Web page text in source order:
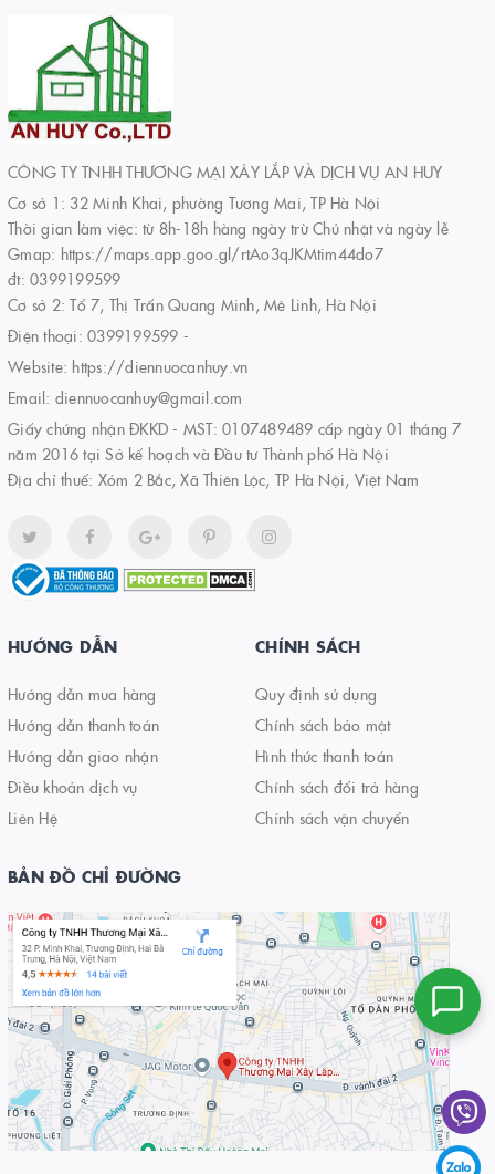
CÔNG TY TNHH THƯƠNG MẠI XÂY LẮP VÀ DỊCH VỤ AN HUY
Cơ sở 1: 32 Minh Khai, phường Tương Mai, TP Hà Nội
Thời gian làm việc: từ 8h-18h hàng ngày trừ Chủ nhật và ngày lễ
Gmap: https://maps.app.goo.gl/rtAo3qJKMtim44do7
đt: 0399199599
Cơ sở 2: Tổ 7, Thị Trấn Quang Minh, Mê Linh, Hà Nội
Điện thoại: 0399199599 -
Website: https://diennuocanhuy.vn
Email: diennuocanhuy@gmail.com
Giấy chứng nhận ĐKKD - MST: 0107489489 cấp ngày 01 tháng 7
năm 2016 tại Sở kế hoạch và Đầu tư Thành phố Hà Nội
Địa chỉ thuế: Xóm 2 Bắc, Xã Thiên Lộc, TP Hà Nội, Việt Nam
HƯỚNG DẪN
Hướng dẫn mua hàng
Hướng dẫn thanh toán
Hướng dẫn giao nhận
Điều khoản dịch vụ
Liên Hệ
CHÍNH SÁCH
Quy định sử dụng
Chính sách bảo mật
Hình thức thanh toán
Chính sách đổi trả hàng
Chính sách vận chuyển
BẢN ĐỒ CHỈ ĐƯỜNG